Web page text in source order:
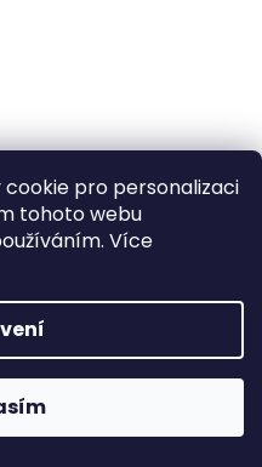
pro personalizaci
tohoto webu
Více